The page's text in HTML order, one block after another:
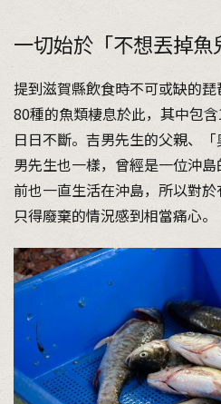
一切始於「不想丟掉魚
提到滋賀縣飲食時不可或缺的
80種的魚類棲息於此，其中包
日日不斷。吉男先生的父親、
男先生也一樣，曾經是一位沖
前也一直生活在沖島，所以對
只得廢棄的情況感到相當痛心。